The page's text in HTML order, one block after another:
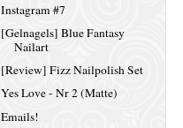
Instagram #7
[Gelnagels] Blue Fantasy
Nailart
[Review] Fizz Nailpolish Set
Yes Love - Nr 2 (Matte)
Emails!